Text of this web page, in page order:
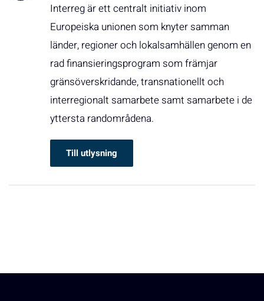
Interreg är ett centralt initiativ inom
Europeiska unionen som knyter samman
länder, regioner och lokalsamhällen genom en
rad finansieringsprogram som främjar
gränsöverskridande, transnationellt och
interregionalt samarbete samt samarbete i de
yttersta randområdena.
Till utlysning